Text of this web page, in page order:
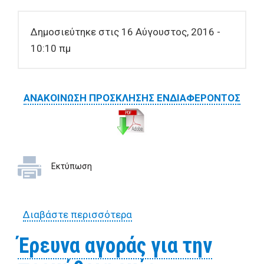
Δημοσιεύτηκε στις 16 Αύγουστος, 2016 -
10:10 πμ
ΑΝΑΚΟΙΝΩΣΗ ΠΡΟΣΚΛΗΣΗΣ ΕΝΔΙΑΦΕΡΟΝΤΟΣ
Εκτύπωση
Διαβάστε περισσότεραγια Ανακοίνωση
για "Εργασίες Ταφών
Έρευνα αγοράς για την